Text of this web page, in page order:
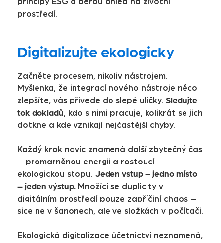
principy ESG a berou ohled na životní
prostředí.
Digitalizujte ekologicky
Začněte procesem, nikoliv nástrojem.
Myšlenka, že integrací nového nástroje něco
zlepšíte, vás přivede do slepé uličky. Sledujte
tok dokladů, kdo s nimi pracuje, kolikrát se jich
dotkne a kde vznikají nejčastější chyby.
Každý krok navíc znamená další zbytečný čas
– promarněnou energii a rostoucí
ekologickou stopu. Jeden vstup – jedno místo
– jeden výstup. Množící se duplicity v
digitálním prostředí pouze zapříčiní chaos –
sice ne v šanonech, ale ve složkách v počítači.
Ekologická digitalizace účetnictví neznamená,